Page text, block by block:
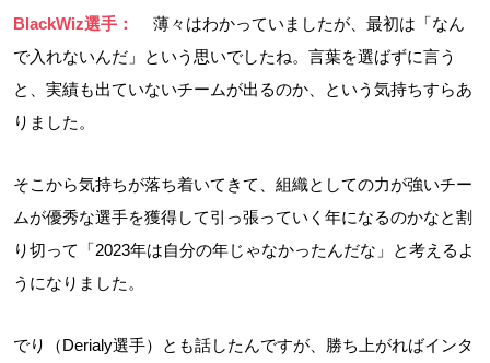
BlackWiz選手：
薄々はわかっていましたが、最初は「なん
で入れないんだ」という思いでしたね。言葉を選ばずに言う
と、実績も出ていないチームが出るのか、という気持ちすらあ
りました。
そこから気持ちが落ち着いてきて、組織としての力が強いチー
ムが優秀な選手を獲得して引っ張っていく年になるのかなと割
り切って「2023年は自分の年じゃなかったんだな」と考えるよ
うになりました。
でり（Derialy選手）とも話したんですが、勝ち上がればインタ